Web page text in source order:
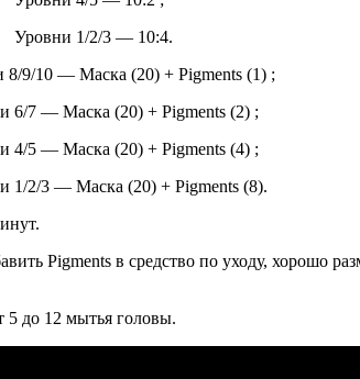
3 — 10:4.
8/9/10 — Маска (20) + Pigments (1) ;
(20) + Pigments (2) ;
(20) + Pigments (4) ;
(20) + Pigments (8).
Pigments в средство по уходу, хорошо
5 до 12 мытья головы.